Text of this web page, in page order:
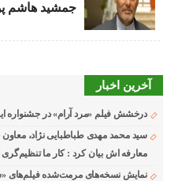
جمشید هاشم
آخرین اخبار
درخشش فیلم «مرد آرام» در جشنواره ایماگو
سید محمد مهدی طباطبایی نژاد،
معارفه اش بیان کرد : کار ما
نمایش نسخه‌های مرمت‌شده فیلم‌های